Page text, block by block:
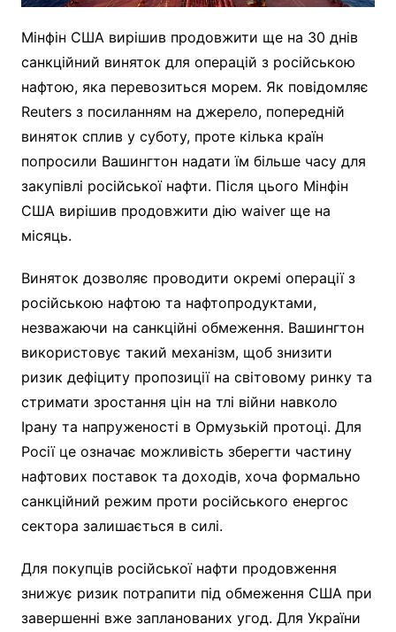
Мінфін США вирішив продовжити ще на 30 днів
санкційний виняток для операцій з російською
нафтою, яка перевозиться морем. Як повідомляє
Reuters з посиланням на джерело, попередній
виняток сплив у суботу, проте кілька країн
попросили Вашингтон надати їм більше часу для
закупівлі російської нафти. Після цього Мінфін
США вирішив продовжити дію waiver ще на
місяць.
Виняток дозволяє проводити окремі операції з
російською нафтою та нафтопродуктами,
незважаючи на санкційні обмеження. Вашингтон
використовує такий механізм, щоб знизити
ризик дефіциту пропозиції на світовому ринку та
стримати зростання цін на тлі війни навколо
Ірану та напруженості в Ормузькій протоці. Для
Росії це означає можливість зберегти частину
нафтових поставок та доходів, хоча формально
санкційний режим проти російського енергос
сектора залишається в силі.
Для покупців російської нафти продовження
знижує ризик потрапити під обмеження США при
завершенні вже запланованих угод. Для України